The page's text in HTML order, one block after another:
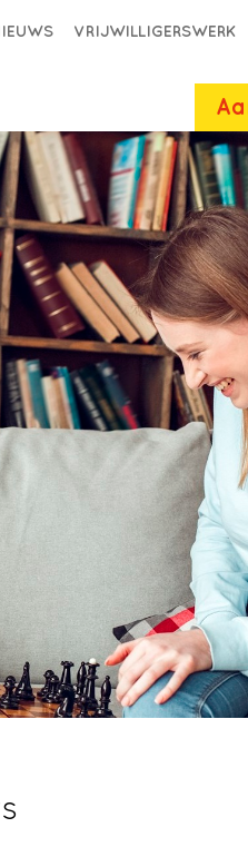
VRIJWILLIGERSWERK